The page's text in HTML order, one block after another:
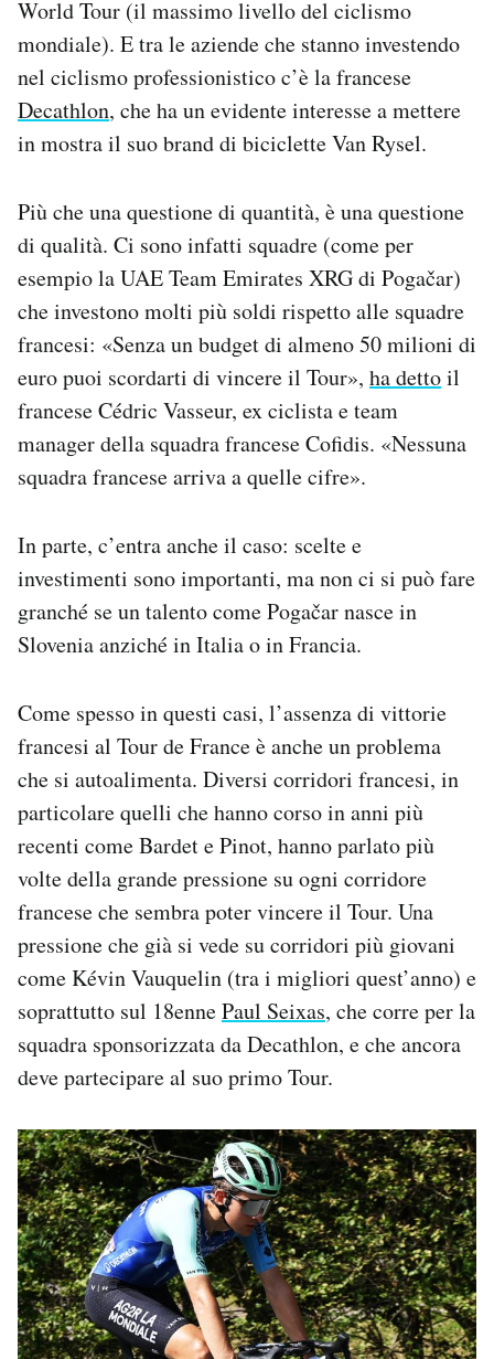
World Tour (il massimo livello del ciclismo
mondiale). E tra le aziende che stanno investendo
nel ciclismo professionistico c’è la francese
Decathlon, che ha un evidente interesse a mettere
in mostra il suo brand di biciclette Van Rysel.
Più che una questione di quantità, è una questione
di qualità. Ci sono infatti squadre (come per
esempio la UAE Team Emirates XRG di Pogačar)
che investono molti più soldi rispetto alle squadre
francesi: «Senza un budget di almeno 50 milioni di
euro puoi scordarti di vincere il Tour», ha dettoil
francese Cédric Vasseur, ex ciclista e team
manager della squadra francese Cofidis. «Nessuna
squadra francese arriva a quelle cifre».
In parte, c’entra anche il caso: scelte e
investimenti sono importanti, ma non ci si può fare
granché se un talento come Pogačar nasce in
Slovenia anziché in Italia o in Francia.
Come spesso in questi casi, l’assenza di vittorie
francesi al Tour de France è anche un problema
che si autoalimenta. Diversi corridori francesi, in
particolare quelli che hanno corso in anni più
recenti come Bardet e Pinot, hanno parlato più
volte della grande pressione su ogni corridore
francese che sembra poter vincere il Tour. Una
pressione che già si vede su corridori più giovani
come Kévin Vauquelin (tra i migliori quest’anno) e
soprattutto sul 18ennePaul Seixas, che corre per la
squadra sponsorizzata da Decathlon, e che ancora
deve partecipare al suo primo Tour.